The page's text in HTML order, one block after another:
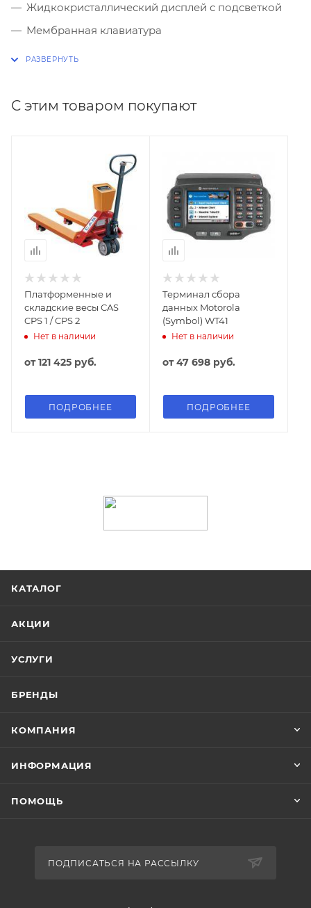
Жидкокристаллический дисплей с подсветкой
Мембранная клавиатура
Автоматическая установка нуля
взвешивания
нестабильной нагрузке
Питание от сети через адаптер, от аккумулятора
или от батарей с автоматическим отключением
Индикация разрядки батарей и аккумулятора
С этим товаром покупают
Платформенные и
складские весы CAS
CPS 1 / CPS 2
Нет в наличии
от121 425 руб.
ПОДРОБНЕЕ
Терминал сбора
данных Motorola
(Symbol) WT41
Нет в наличии
от47 698 руб.
ПОДРОБНЕЕ
КАТАЛОГ
АКЦИИ
УСЛУГИ
БРЕНДЫ
КОМПАНИЯ
ИНФОРМАЦИЯ
ПОМОЩЬ
ПОДПИСАТЬСЯ НА РАССЫЛКУ